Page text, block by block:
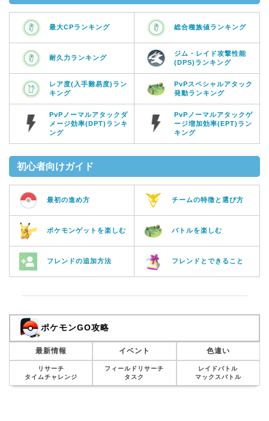
最大CPランキング 総合種族値ランキング
耐久力ランキング
ジム・レイド攻撃性能
(DPS)ランキング
レア度(入手難易度)ラン
キング
PvPスペシャルアタック
発動ランキング
PvPノーマルアタックダ
メージ効率(DPT)ランキ
ング
PvPノーマルアタックゲ
ージ増加効率(EPT)ラン
キング
初心者向けガイド
最初の進め方 チームの特徴と選び方
ポケモンゲットを楽しむ バトルを楽しむ
フレンドの追加方法 フレンドとできること
ポケモンGO攻略
最新情報 イベント 色違い
リサーチ
タイムチャレンジ
フィールドリサーチ
タスク
レイドバトル
マックスバトル